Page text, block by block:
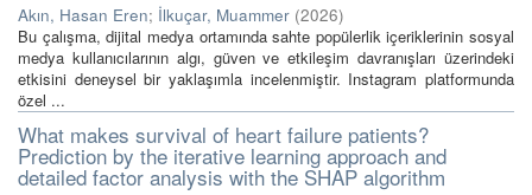
Akın, Hasan Eren; İlkuçar, Muammer (2026)
Bu çalışma, dijital medya ortamında sahte popülerlik içeriklerinin sosyal
medya kullanıcılarının algı, güven ve etkileşim davranışları üzerindeki
etkisini deneysel bir yaklaşımla incelenmiştir. Instagram platformunda
özel ...
What makes survival of heart failure patients?
Prediction by the iterative learning approach and
detailed factor analysis with the SHAP algorithm